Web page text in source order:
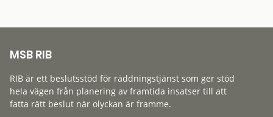
MSB RIB
RIB är ett beslutsstöd för räddningstjänst som ger stöd
hela vägen från planering av framtida insatser till att
fatta rätt beslut när olyckan är framme.